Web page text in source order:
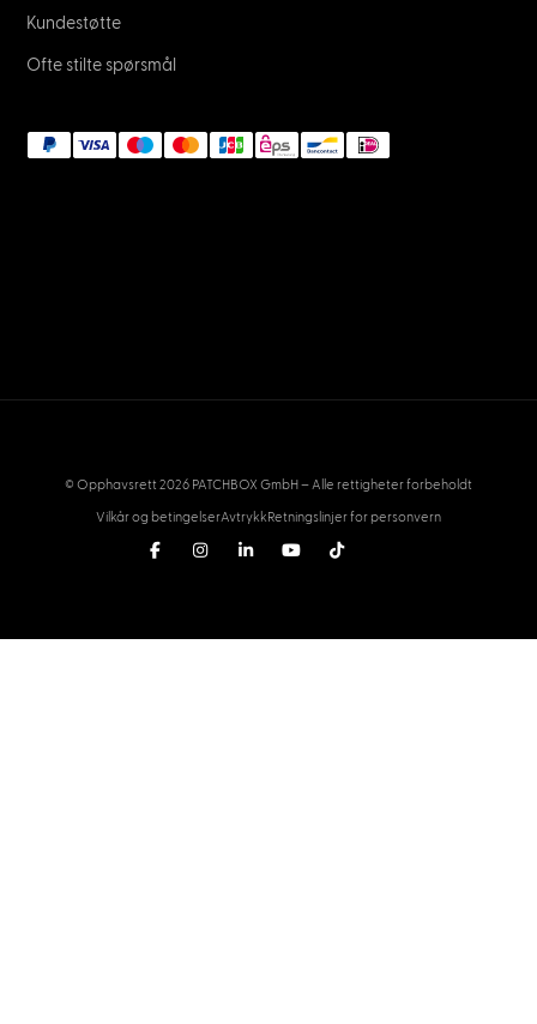
Kundestøtte
Ofte stilte spørsmål
© Opphavsrett 2026 PATCHBOX GmbH – Alle rettigheter forbeholdt
Vilkår og betingelserAvtrykkRetningslinjer for personvern